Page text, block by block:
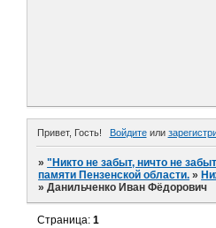
Привет, Гость! Войдитеили
»"Никто не забыт, ничто не
памяти Пензенской области. »
»Данильченко Иван Фёдорович
Страница:1